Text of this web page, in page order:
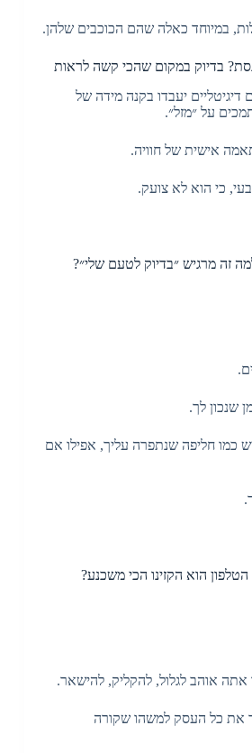
במיוחד כאלה שהם הכוכבים שלהן.
בדיוק במקום שהכי קשה לראות
דיגיטליים יעבדו בקנה מידה של
על ״מזל״.
אישית של חוויה.
כי הוא לא צועק.
שנכון לך.
כמו חליפה שנתפרה עליך, אפילו אם
אתה אוהב לגלול, להקליק, להישאר.
את כל העסק למשהו שקורה